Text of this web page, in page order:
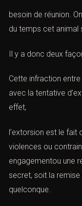
besoin de réunion.
du temps cet animal
Il y a donc deux
Cette infraction
avec la tentative
effet,
l’extorsion est le fait
violences ou
engagementou une
secret, soit la remise
quelconque.